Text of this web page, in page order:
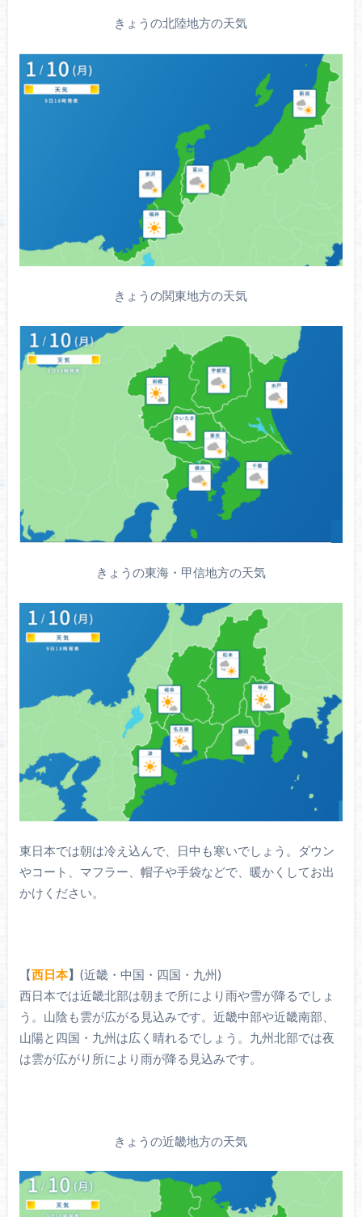
きょうの北陸地方の天気
きょうの関東地方の天気
きょうの東海・甲信地方の天気
東日本では朝は冷え込んで、日中も寒いでしょう。ダウン
やコート、マフラー、帽子や手袋などで、暖かくしてお出
かけください。
【西日本】 (近畿・中国・四国・九州)
西日本では近畿北部は朝まで所により雨や雪が降るでしょ
う。山陰も雲が広がる見込みです。近畿中部や近畿南部、
山陽と四国・九州は広く晴れるでしょう。九州北部では夜
は雲が広がり所により雨が降る見込みです。
きょうの近畿地方の天気